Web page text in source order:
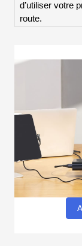
d’utiliser votre
route.